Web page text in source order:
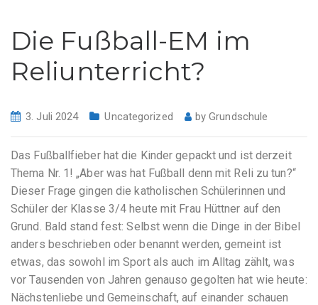
Die Fußball-EM im
Reliunterricht?
3. Juli 2024 Uncategorized byGrundschule
Das Fußballfieber hat die Kinder gepackt und ist derzeit
Thema Nr. 1! „Aber was hat Fußball denn mit Reli zu tun?“
Dieser Frage gingen die katholischen Schülerinnen und
Schüler der Klasse 3/4 heute mit Frau Hüttner auf den
Grund. Bald stand fest: Selbst wenn die Dinge in der Bibel
anders beschrieben oder benannt werden, gemeint ist
etwas, das sowohl im Sport als auch im Alltag zählt, was
vor Tausenden von Jahren genauso gegolten hat wie heute:
Nächstenliebe und Gemeinschaft, auf einander schauen